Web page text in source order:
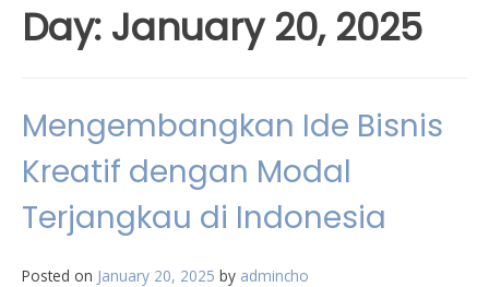
Day: January 20, 2025
Mengembangkan Ide Bisnis
Kreatif dengan Modal
Terjangkau di Indonesia
Posted on January 20, 2025 by admincho